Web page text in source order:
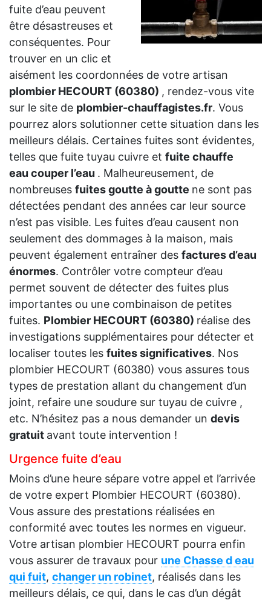
fuite d’eau peuvent
être désastreuses et
conséquentes. Pour
trouver en un clic et
aisément les coordonnées de votre artisan
plombier HECOURT (60380) , rendez-vous vite
sur le site de plombier-chauffagistes.fr. Vous
pourrez alors solutionner cette situation dans les
meilleurs délais. Certaines fuites sont évidentes,
telles que fuite tuyau cuivre et fuite chauffe
eau couper l’eau . Malheureusement, de
nombreuses fuites goutte à goutte ne sont pas
détectées pendant des années car leur source
n’est pas visible. Les fuites d’eau causent non
seulement des dommages à la maison, mais
peuvent également entraîner des factures d’eau
énormes. Contrôler votre compteur d’eau
permet souvent de détecter des fuites plus
importantes ou une combinaison de petites
fuites. Plombier HECOURT (60380) réalise des
investigations supplémentaires pour détecter et
localiser toutes les fuites significatives. Nos
plombier HECOURT (60380) vous assures tous
types de prestation allant du changement d’un
joint, refaire une soudure sur tuyau de cuivre ,
etc. N’hésitez pas a nous demander un devis
gratuit avant toute intervention !
Urgence fuite d’eau
Moins d’une heure sépare votre appel et l’arrivée
de votre expert Plombier HECOURT (60380).
Vous assure des prestations réalisées en
conformité avec toutes les normes en vigueur.
Votre artisan plombier HECOURT pourra enfin
vous assurer de travaux pour une Chasse d eau
qui fuit, changer un robinet, réalisés dans les
meilleurs délais, ce qui, dans le cas d’un dégât